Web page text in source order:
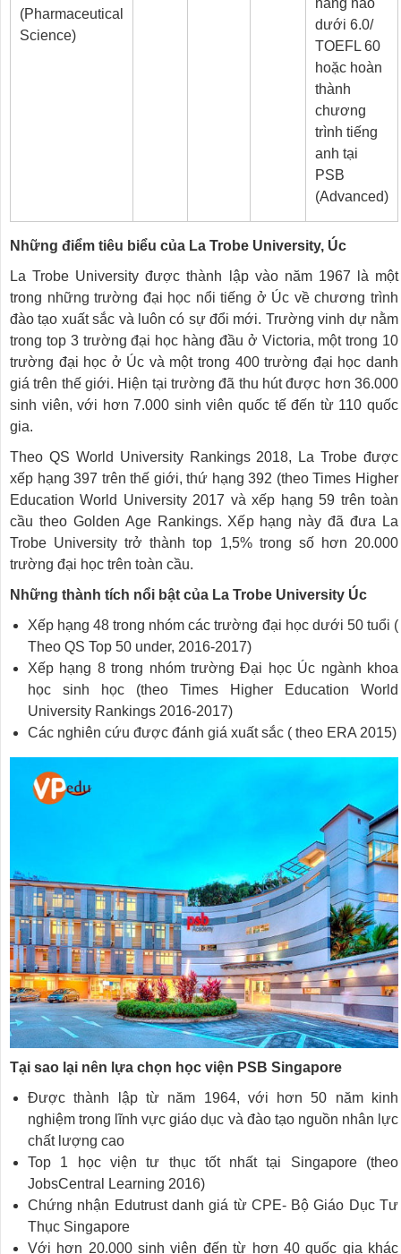
dưới 6.0/
TOEFL 60
hoặc hoàn
thành
chương
trình tiếng
anh tại
PSB
(Advanced)
(Pharmaceutical
Science)
Những điểm tiêu biểu của La Trobe University, Úc
La Trobe University được thành lập vào năm 1967 là một
trong những trường đại học nổi tiếng ở Úc về chương trình
đào tạo xuất sắc và luôn có sự đổi mới. Trường vinh dự nằm
trong top 3 trường đại học hàng đầu ở Victoria, một trong 10
trường đại học ở Úc và một trong 400 trường đại học danh
giá trên thế giới. Hiện tại trường đã thu hút được hơn 36.000
sinh viên, với hơn 7.000 sinh viên quốc tế đến từ 110 quốc
gia.
Theo QS World University Rankings 2018, La Trobe được
xếp hạng 397 trên thế giới, thứ hạng 392 (theo Times Higher
Education World University 2017 và xếp hạng 59 trên toàn
cầu theo Golden Age Rankings. Xếp hạng này đã đưa La
Trobe University trở thành top 1,5% trong số hơn 20.000
trường đại học trên toàn cầu.
Những thành tích nổi bật của La Trobe University Úc
Xếp hạng 48 trong nhóm các trường đại học dưới 50 tuổi (
Theo QS Top 50 under, 2016-2017)
Xếp hạng 8 trong nhóm trường Đại học Úc ngành khoa
học sinh học (theo Times Higher Education World
University Rankings 2016-2017)
Các nghiên cứu được đánh giá xuất sắc ( theo ERA 2015)
Tại sao lại nên lựa chọn học viện PSB Singapore
Được thành lập từ năm 1964, với hơn 50 năm kinh
nghiệm trong lĩnh vực giáo dục và đào tạo nguồn nhân lực
chất lượng cao
Top 1 học viện tư thục tốt nhất tại Singapore (theo
JobsCentral Learning 2016)
Chứng nhận Edutrust danh giá từ CPE- Bộ Giáo Dục Tư
Thục Singapore
Với hơn 20.000 sinh viên đến từ hơn 40 quốc gia khác